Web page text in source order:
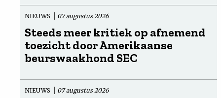
NIEUWS 07 augustus 2026
Steeds meer kritiek op afnemend
toezicht door Amerikaanse
beurswaakhond SEC
NIEUWS 07 augustus 2026